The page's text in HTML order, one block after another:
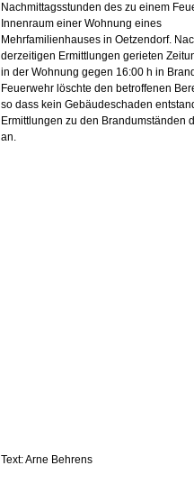
Nachmittagsstunden des zu einem
Innenraum einer Wohnung eines
Mehrfamilienhauses in Oetzendorf.
derzeitigen Ermittlungen gerieten
in der Wohnung gegen 16:00 h in
Feuerwehr löschte den betroffenen
so dass kein Gebäudeschaden
Ermittlungen zu den Brandumständen
an.
Text: Arne Behrens